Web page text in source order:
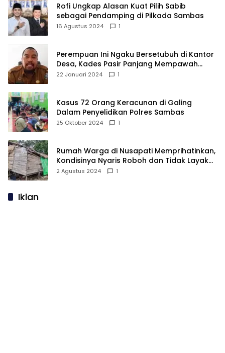
Rofi Ungkap Alasan Kuat Pilih Sabib
sebagai Pendamping di Pilkada Sambas
16 Agustus 2024 1
Perempuan Ini Ngaku Bersetubuh di Kantor
Desa, Kades Pasir Panjang Mempawah
Membantah: Silakan Buktikan!
22 Januari 2024 1
Kasus 72 Orang Keracunan di Galing
Dalam Penyelidikan Polres Sambas
25 Oktober 2024 1
Rumah Warga di Nusapati Memprihatinkan,
Kondisinya Nyaris Roboh dan Tidak Layak
Huni
2 Agustus 2024 1
Iklan